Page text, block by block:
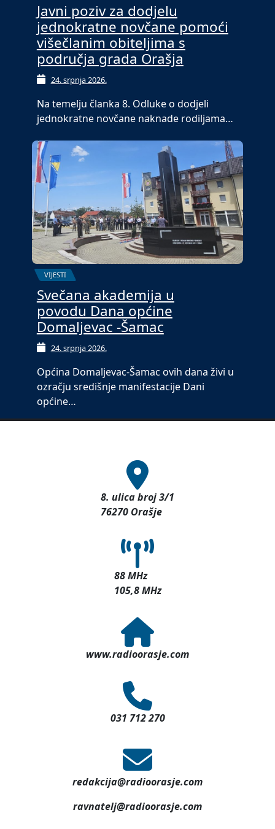
Javni poziv za dodjelu
jednokratne novčane pomoći
višečlanim obiteljima s
područja grada Orašja
24. srpnja 2026.
Na temelju članka 8. Odluke o dodjeli
jednokratne novčane naknade rodiljama…
VIJESTI
Svečana akademija u
povodu Dana općine
Domaljevac -Šamac
24. srpnja 2026.
Općina Domaljevac-Šamac ovih dana živi u
ozračju središnje manifestacije Dani
općine…
8. ulica broj 3/1
76270 Orašje
88 MHz
105,8 MHz
www.radioorasje.com
031 712 270
redakcija@radioorasje.com
ravnatelj@radioorasje.com